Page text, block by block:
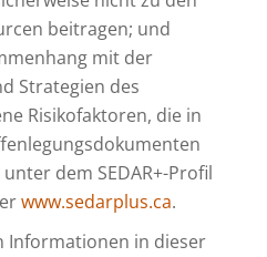
beitragen; und
mit der
Strategien des
Risikofaktoren, die in
dem SEDAR+-Profil
www.sedarplus.ca.
Informationen in dieser